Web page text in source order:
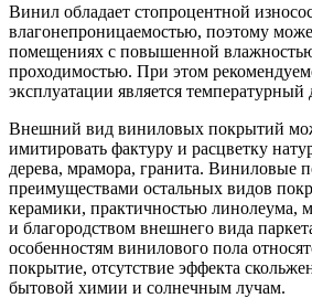
Винил обладает стопроцентной
влагонепроницаемостью, поэтому
помещениях с повышенной
проходимостью. При этом
эксплуатации является температурный
Внешний вид виниловых покрытий
имитировать фактуру и расцветку
дерева, мрамора, гранита. Виниловые
преимуществами остальных видов
керамики, практичностью линолеума,
и благородством внешнего вида
особенностям винилового пола
покрытие, отсутствие эффекта
бытовой химии и солнечным лучам.